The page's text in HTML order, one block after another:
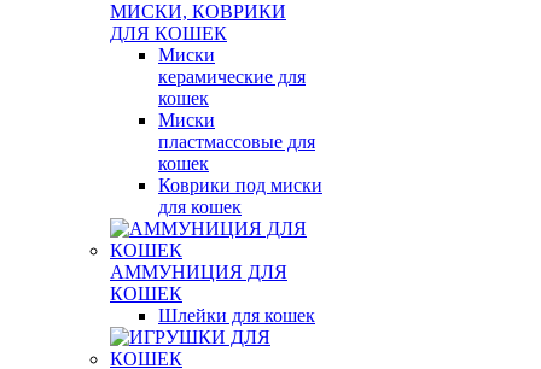
МИСКИ, КОВРИКИ
ДЛЯ КОШЕК
Миски
керамические для
кошек
Миски
пластмассовые для
кошек
Коврики под миски
для кошек
АММУНИЦИЯ ДЛЯ
КОШЕК
Шлейки для кошек